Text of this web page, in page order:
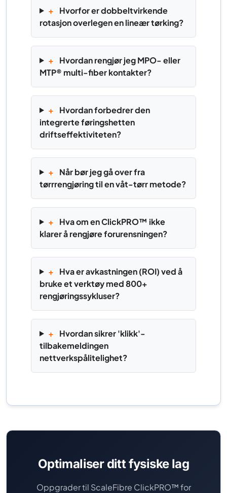
+
Hvorfor er dobbeltvirkende
rotasjon overlegen en lineær tørking?
+
Hvordan rengjør jeg MPO- eller
MTP® multi-fiber kontakter?
+
Hvordan forbedrer den
integrerte føringshetten
driftseffektiviteten?
+
Når bør jeg gå over fra
tørrrengjøring til en våt-tørr metode?
+
Hva om en ClickPRO™ ikke
klarer å rengjøre forurensningen?
+
Hva er avkastningen (ROI) ved å
bruke et verktøy med 800+
rengjøringssykluser?
+
Hvordan sikrer 'klikk'-
tilbakemeldingen
nettverkspålitelighet?
Optimaliser ditt fysiske lag
Oppgrader til ScaleFibre ClickPRO™ for